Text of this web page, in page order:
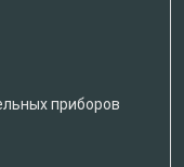
приборов